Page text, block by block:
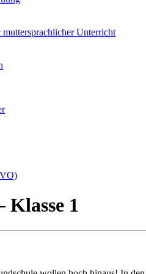
Unterricht
Klasse 1